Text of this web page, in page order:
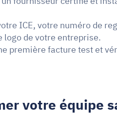
ICE, votre numéro de
de votre entreprise.
première facture test et
votre équipe